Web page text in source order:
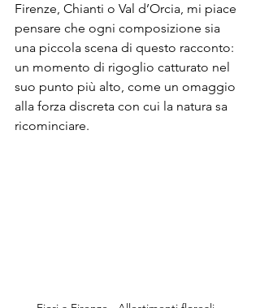
Firenze, Chianti o Val d’Orcia, mi piace
pensare che ogni composizione sia
una piccola scena di questo racconto:
un momento di rigoglio catturato nel
suo punto più alto, come un omaggio
alla forza discreta con cui la natura sa
ricominciare.